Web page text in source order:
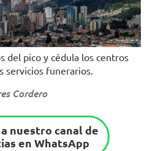
del pico y cédula los centros
servicios funerarios.
Cordero
nuestro canal de
en WhatsApp